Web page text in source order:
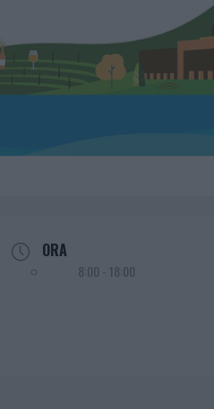
ORA
8:00 - 18:00